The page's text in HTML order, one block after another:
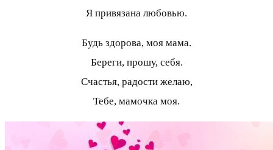
Я привязана любовью.
Будь здорова, моя мама.
Береги, прошу, себя.
Счастья, радости желаю,
Тебе, мамочка моя.